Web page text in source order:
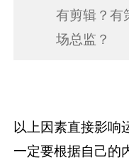
有剪辑？有
场总监？
以上因素直接影响
一定要根据自己的